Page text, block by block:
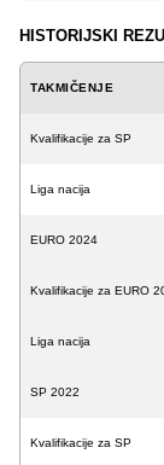
HISTORIJSKI
TAKMIČENJE
Kvalifikacije za SP
Liga nacija
EURO 2024
Kvalifikacije za EURO
Liga nacija
SP 2022
Kvalifikacije za SP